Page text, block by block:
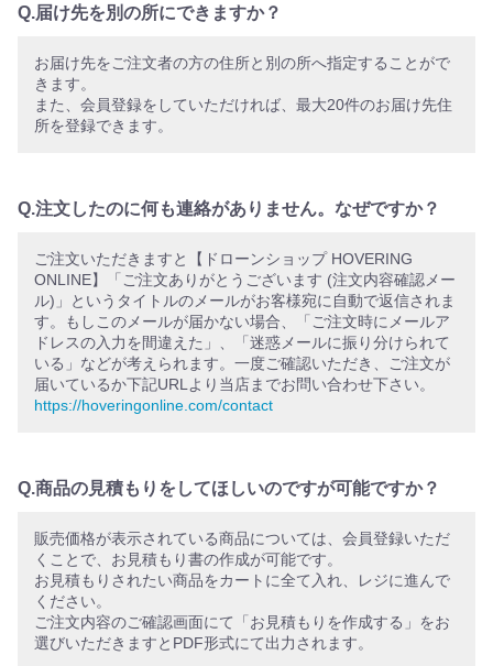
Q.届け先を別の所にできますか？
お届け先をご注文者の方の住所と別の所へ指定することがで
きます。
また、会員登録をしていただければ、最大20件のお届け先住
所を登録できます。
Q.注文したのに何も連絡がありません。なぜですか？
ご注文いただきますと【ドローンショップ HOVERING
ONLINE】「ご注文ありがとうございます (注文内容確認メー
ル)」というタイトルのメールがお客様宛に自動で返信されま
す。もしこのメールが届かない場合、「ご注文時にメールア
ドレスの入力を間違えた」、「迷惑メールに振り分けられて
いる」などが考えられます。一度ご確認いただき、ご注文が
届いているか下記URLより当店までお問い合わせ下さい。
https://hoveringonline.com/contact
Q.商品の見積もりをしてほしいのですが可能ですか？
販売価格が表示されている商品については、会員登録いただ
くことで、お見積もり書の作成が可能です。
お見積もりされたい商品をカートに全て入れ、レジに進んで
ください。
ご注文内容のご確認画面にて「お見積もりを作成する」をお
選びいただきますとPDF形式にて出力されます。